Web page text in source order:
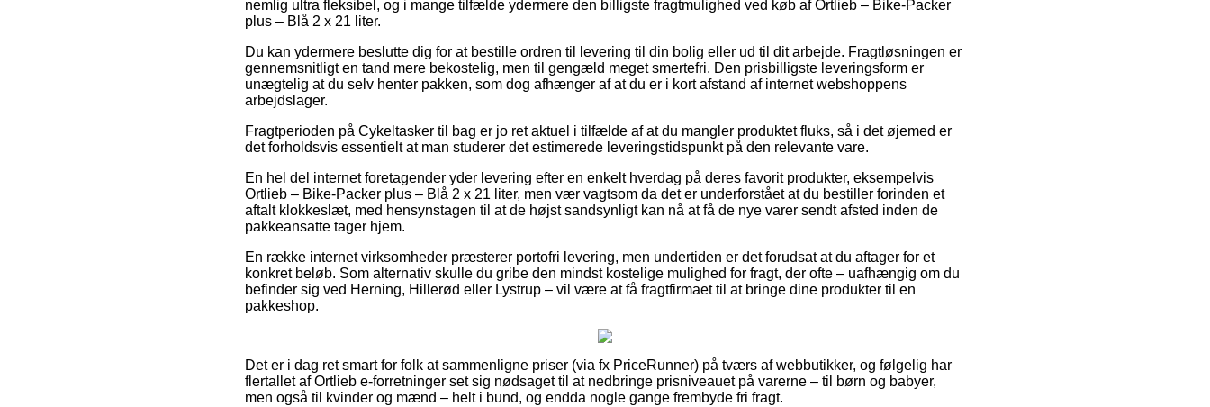
nemlig ultra fleksibel, og i mange tilfælde ydermere den billigste fragtmulighed ved køb af Ortlieb – Bike-Packer
plus – Blå 2 x 21 liter.
Du kan ydermere beslutte dig for at bestille ordren til levering til din bolig eller ud til dit arbejde. Fragtløsningen er
gennemsnitligt en tand mere bekostelig, men til gengæld meget smertefri. Den prisbilligste leveringsform er
unægtelig at du selv henter pakken, som dog afhænger af at du er i kort afstand af internet webshoppens
arbejdslager.
Fragtperioden på Cykeltasker til bag er jo ret aktuel i tilfælde af at du mangler produktet fluks, så i det øjemed er
det forholdsvis essentielt at man studerer det estimerede leveringstidspunkt på den relevante vare.
En hel del internet foretagender yder levering efter en enkelt hverdag på deres favorit produkter, eksempelvis
Ortlieb – Bike-Packer plus – Blå 2 x 21 liter, men vær vagtsom da det er underforstået at du bestiller forinden et
aftalt klokkeslæt, med hensynstagen til at de højst sandsynligt kan nå at få de nye varer sendt afsted inden de
pakkeansatte tager hjem.
En række internet virksomheder præsterer portofri levering, men undertiden er det forudsat at du aftager for et
konkret beløb. Som alternativ skulle du gribe den mindst kostelige mulighed for fragt, der ofte – uafhængig om du
befinder sig ved Herning, Hillerød eller Lystrup – vil være at få fragtfirmaet til at bringe dine produkter til en
pakkeshop.
Det er i dag ret smart for folk at sammenligne priser (via fx PriceRunner) på tværs af webbutikker, og følgelig har
flertallet af Ortlieb e-forretninger set sig nødsaget til at nedbringe prisniveauet på varerne – til børn og babyer,
men også til kvinder og mænd – helt i bund, og endda nogle gange frembyde fri fragt.